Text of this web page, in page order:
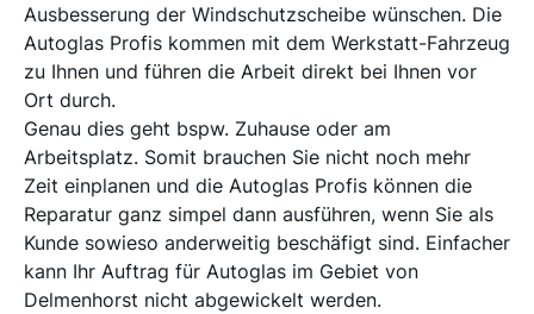
Ausbesserung der Windschutzscheibe wünschen. Die
Autoglas Profis kommen mit dem Werkstatt-Fahrzeug
zu Ihnen und führen die Arbeit direkt bei Ihnen vor
Ort durch.
Genau dies geht bspw. Zuhause oder am
Arbeitsplatz. Somit brauchen Sie nicht noch mehr
Zeit einplanen und die Autoglas Profis können die
Reparatur ganz simpel dann ausführen, wenn Sie als
Kunde sowieso anderweitig beschäfigt sind. Einfacher
kann Ihr Auftrag für Autoglas im Gebiet von
Delmenhorst nicht abgewickelt werden.